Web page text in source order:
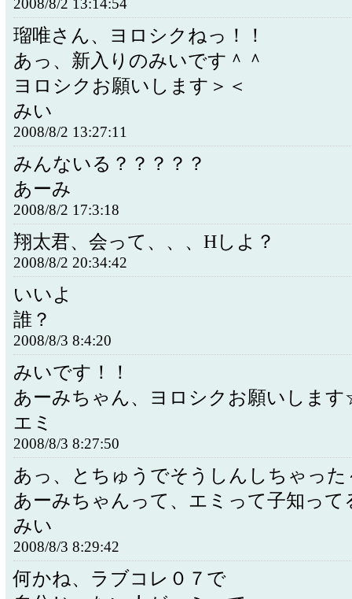
2008/8/2 13:14:54
瑠唯さん、ヨロシクねっ！！
あっ、新入りのみいです＾＾
ヨロシクお願いします＞＜
みい
2008/8/2 13:27:11
みんないる？？？？？
あーみ
2008/8/2 17:3:18
翔太君、会って、、、Hしよ？
2008/8/2 20:34:42
いいよ
誰？
2008/8/3 8:4:20
みいです！！
あーみちゃん、ヨロシクお願いしま
エミ
2008/8/3 8:27:50
あっ、とちゅうでそうしんしちゃった
あーみちゃんって、エミって子知って
みい
2008/8/3 8:29:42
何かね、ラブコレ０７で